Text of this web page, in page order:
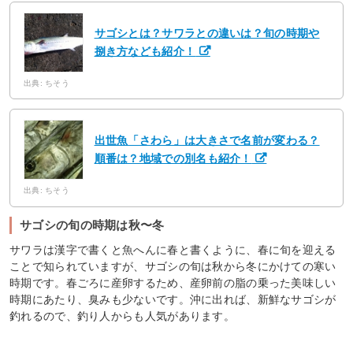
サゴシとは？サワラとの違いは？旬の時期や
捌き方なども紹介！
出典: ちそう
出世魚「さわら」は大きさで名前が変わる？
順番は？地域での別名も紹介！
出典: ちそう
サゴシの旬の時期は秋〜冬
サワラは漢字で書くと魚へんに春と書くように、春に旬を迎える
ことで知られていますが、サゴシの旬は秋から冬にかけての寒い
時期です。春ごろに産卵するため、産卵前の脂の乗った美味しい
時期にあたり、臭みも少ないです。沖に出れば、新鮮なサゴシが
釣れるので、釣り人からも人気があります。